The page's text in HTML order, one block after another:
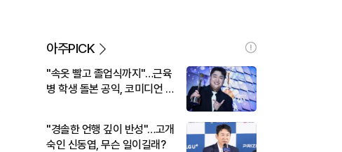
아주PICK
"속옷 빨고 졸업식까지"…근육
병 학생 돌본 공익, 코미디언 김
"경솔한 언행 깊이 반성"…고개
숙인 신동엽, 무슨 일이길래?